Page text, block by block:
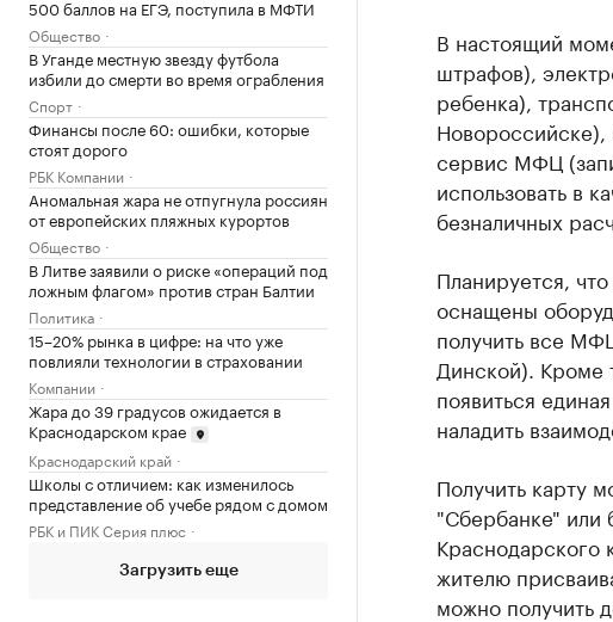
500 баллов на ЕГЭ, поступила в МФТИ
Общество
В Уганде местную звезду футбола
избили до смерти во время ограбления
Спорт
Финансы после 60: ошибки, которые
стоят дорого
РБК Компании
Аномальная жара не отпугнула россиян
от европейских пляжных курортов
Общество
В Литве заявили о риске «операций под
ложным флагом» против стран Балтии
Политика
15–20% рынка в цифре: на что уже
повлияли технологии в страховании
Компании
Жара до 39 градусов ожидается в
Краснодарском крае
Краснодарский край
Школы с отличием: как изменилось
представление об учебе рядом с домом
РБК и ПИК Серия плюс
Загрузить еще
В настоящий
штрафов),
ребенка),
Новороссийске),
сервис МФЦ
использовать в
безналичных
Планируется,
оснащены
получить все
Динской). Кроме
появиться
наладить
Получить карту
"Сбербанке" или
Краснодарского
жителю
можно получить